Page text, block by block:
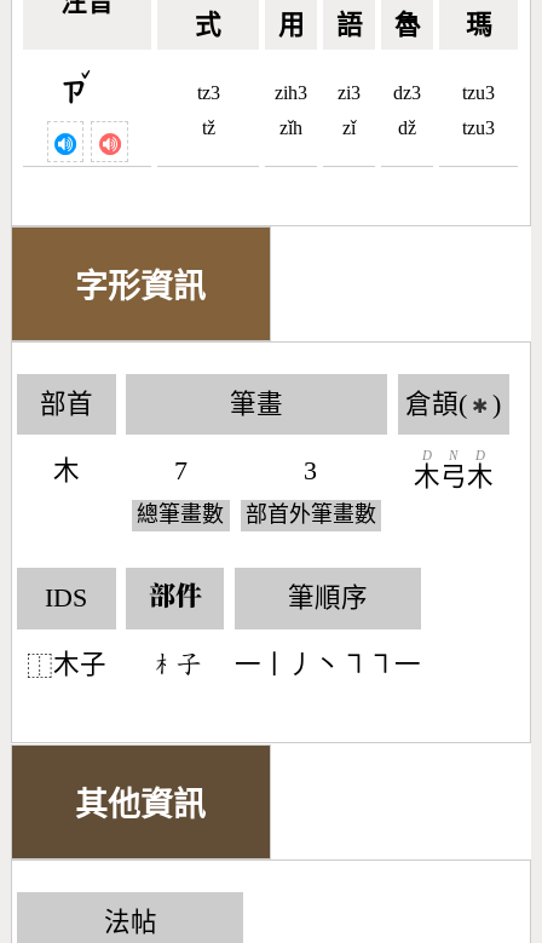
式 用 語 魯 瑪
ㄗ
ˇ
tz3
tž
zih3
zǐh
zi3
zǐ
dz3
dž
tzu3
tzu3
字形資訊
部首
木
筆畫
7
總筆畫數
3
部首外筆畫數
倉頡( ✱ )
木
D
弓
N
木
D
IDS
⿰木子
部件
󶂸󶂡
筆順序
一丨丿丶㇕㇕一
其他資訊
法帖